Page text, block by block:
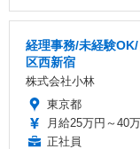
経理事務/未経験
区西新宿
株式会社小林
東京都
月給25万円～40
正社員